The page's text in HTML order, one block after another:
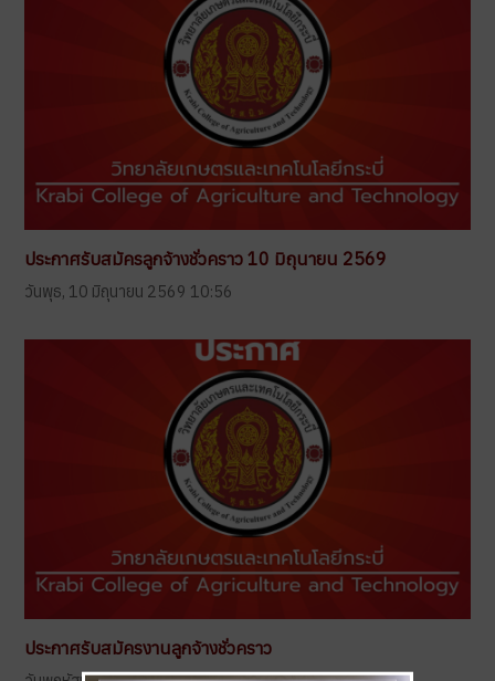
ประกาศรับสมัครลูกจ้างชั่วคราว 10 มิถุนายน 2569
วันพุธ, 10 มิถุนายน 2569 10:56
ประกาศรับสมัครงานลูกจ้างชั่วคราว